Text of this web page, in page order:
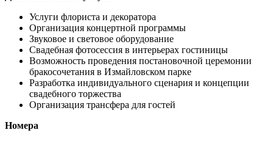
Услуги флориста и декоратора
Организация концертной программы
Звуковое и световое оборудование
Свадебная фотосессия в интерьерах гостиницы
Возможность проведения постановочной церемонии
бракосочетания в Измайловском парке
Разработка индивидуального сценария и концепции
свадебного торжества
Организация трансфера для гостей
Номера